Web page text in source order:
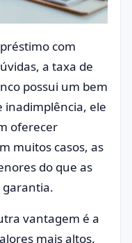
com
a taxa de
possui um bem
inadimplência, ele
oferecer
muitos casos, as
do que as
garantia.
vantagem é a
mais altos.